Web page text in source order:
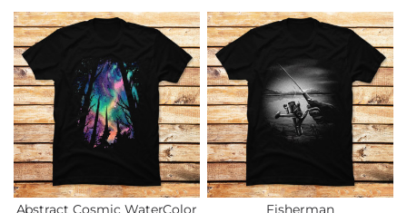
Abstract Cosmic WaterColor Fisherman